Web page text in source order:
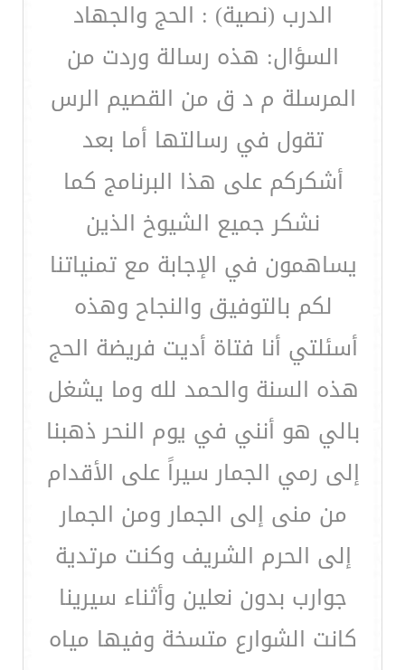
الدرب (نصية) : الحج والجهاد
السؤال: هذه رسالة وردت من
المرسلة م د ق من القصيم الرس
تقول في رسالتها أما بعد
أشكركم على هذا البرنامج كما
نشكر جميع الشيوخ الذين
يساهمون في الإجابة مع تمنياتنا
لكم بالتوفيق والنجاح وهذه
أسئلتي أنا فتاة أديت فريضة الحج
هذه السنة والحمد لله وما يشغل
بالي هو أنني في يوم النحر ذهبنا
إلى رمي الجمار سيراً على الأقدام
من منى إلى الجمار ومن الجمار
إلى الحرم الشريف وكنت مرتدية
جوارب بدون نعلين وأثناء سيرينا
كانت الشوارع متسخة وفيها مياه